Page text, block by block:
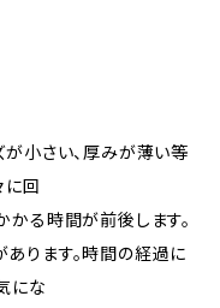
が小さい、厚みが薄い等
に回
かる時間が前後します。
ります。時間の経過に
にな